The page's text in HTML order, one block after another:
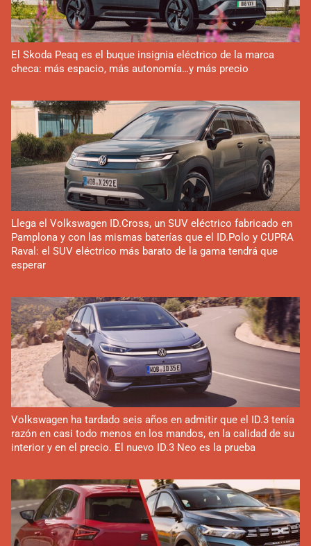
El Skoda Peaq es el buque insignia eléctrico de la marca
checa: más espacio, más autonomía…y más precio
Llega el Volkswagen ID.Cross, un SUV eléctrico fabricado en
Pamplona y con las mismas baterías que el ID.Polo y CUPRA
Raval: el SUV eléctrico más barato de la gama tendrá que
esperar
Volkswagen ha tardado seis años en admitir que el ID.3 tenía
razón en casi todo menos en los mandos, en la calidad de su
interior y en el precio. El nuevo ID.3 Neo es la prueba